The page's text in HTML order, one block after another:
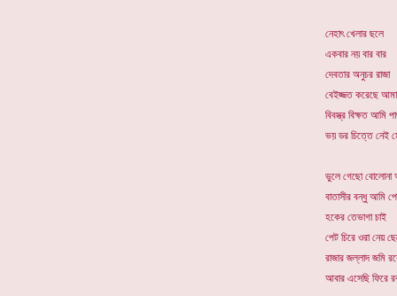
নেহাৎ খেলার ছলে
একবার নয় বার বার
দেবতার অনুচর রাজা
বেইজ্জত করেছে
বিবস্ত্র বিক্ষত আমি
ভয় ডর চিত্তে নেই
ভুলে গেছো বোলোনা
বাতাসীর বন্ধু আমি
হকের তেভাগা চাই
পেট চিরে ওরা নেয়
রাজার জল্লাদ জমি
আবার এসেছি ফিরে